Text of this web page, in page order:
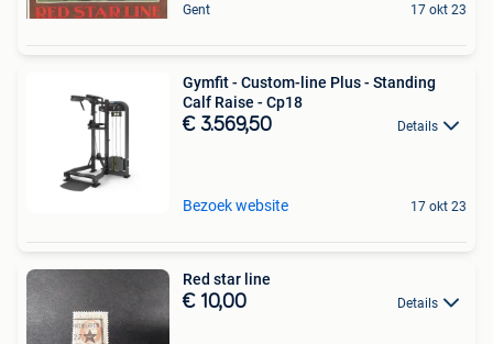
Gent 17 okt 23
Gymfit - Custom-line Plus - Standing
Calf Raise - Cp18
€ 3.569,50 Details
Bezoek website 17 okt 23
Red star line
€ 10,00 Details